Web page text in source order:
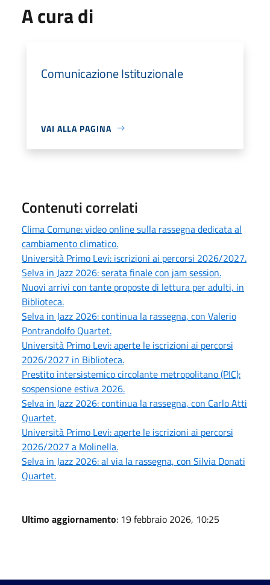
A cura di
Comunicazione Istituzionale
VAI ALLA PAGINA
Contenuti correlati
Clima Comune: video online sulla rassegna dedicata al
cambiamento climatico.
Università Primo Levi: iscrizioni ai percorsi 2026/2027.
Selva in Jazz 2026: serata finale con jam session.
Nuovi arrivi con tante proposte di lettura per adulti, in
Biblioteca.
Selva in Jazz 2026: continua la rassegna, con Valerio
Pontrandolfo Quartet.
Università Primo Levi: aperte le iscrizioni ai percorsi
2026/2027 in Biblioteca.
Prestito intersistemico circolante metropolitano (PIC):
sospensione estiva 2026.
Selva in Jazz 2026: continua la rassegna, con Carlo Atti
Quartet.
Università Primo Levi: aperte le iscrizioni ai percorsi
2026/2027 a Molinella.
Selva in Jazz 2026: al via la rassegna, con Silvia Donati
Quartet.
Ultimo aggiornamento: 19 febbraio 2026, 10:25